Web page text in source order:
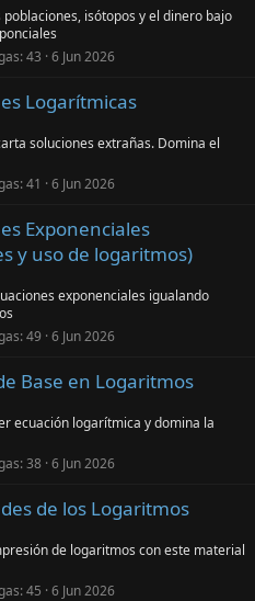
isótopos y el dinero bajo
43 6 Jun 2026
Logarítmicas
soluciones extrañas. Domina el
41 6 Jun 2026
Exponenciales
y uso de logaritmos)
exponenciales igualando
49 6 Jun 2026
Base en Logaritmos
ecuación logarítmica y domina la
38 6 Jun 2026
de los Logaritmos
de logaritmos con este material
45 6 Jun 2026